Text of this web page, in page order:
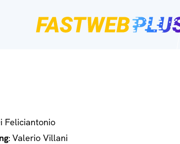
Feliciantonio
: Valerio Villani